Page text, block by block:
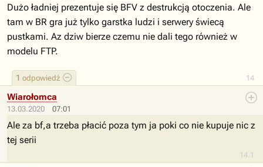
14
1 odpowiedź
Dużo ładniej prezentuje się BFV z destrukcją otoczenia. Ale
tam w BR gra już tylko garstka ludzi i serwery świecą
pustkami. Az dziw bierze czemu nie dali tego również w
modelu FTP.
13.03.2020 07:01
14.1
Wiarołomca
Ale za bf,a trzeba płacić poza tym ja poki co nie kupuje nic z
tej serii